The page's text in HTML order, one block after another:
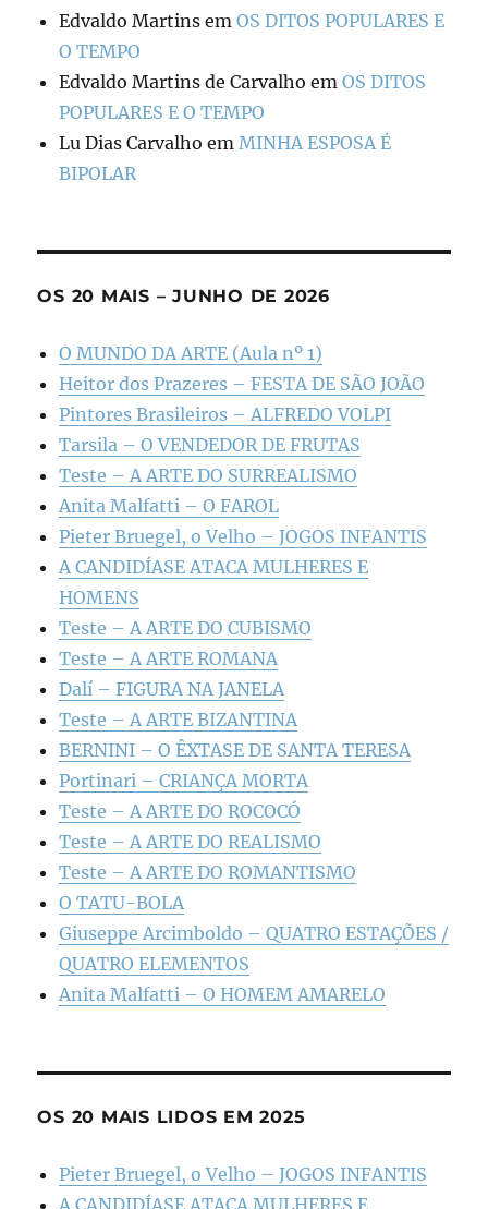
Edvaldo Martins emOS DITOS POPULARES E
O TEMPO
Edvaldo Martins de Carvalho emOS DITOS
POPULARES E O TEMPO
Lu Dias Carvalho emMINHA ESPOSA É
BIPOLAR
OS 20 MAIS – JUNHO DE 2026
O MUNDO DA ARTE (Aula nº 1)
Heitor dos Prazeres – FESTA DE SÃO JOÃO
Pintores Brasileiros – ALFREDO VOLPI
Tarsila – O VENDEDOR DE FRUTAS
Teste – A ARTE DO SURREALISMO
Anita Malfatti – O FAROL
Pieter Bruegel, o Velho – JOGOS INFANTIS
A CANDIDÍASE ATACA MULHERES E
HOMENS
Teste – A ARTE DO CUBISMO
Teste – A ARTE ROMANA
Dalí – FIGURA NA JANELA
Teste – A ARTE BIZANTINA
BERNINI – O ÊXTASE DE SANTA TERESA
Portinari – CRIANÇA MORTA
Teste – A ARTE DO ROCOCÓ
Teste – A ARTE DO REALISMO
Teste – A ARTE DO ROMANTISMO
O TATU-BOLA
Giuseppe Arcimboldo – QUATRO ESTAÇÕES /
QUATRO ELEMENTOS
Anita Malfatti – O HOMEM AMARELO
OS 20 MAIS LIDOS EM 2025
Pieter Bruegel, o Velho – JOGOS INFANTIS